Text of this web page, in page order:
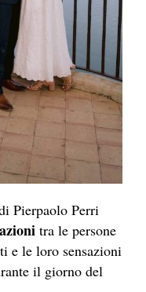
Pierpaolo Perri
tra le persone
e le loro sensazioni
il giorno del